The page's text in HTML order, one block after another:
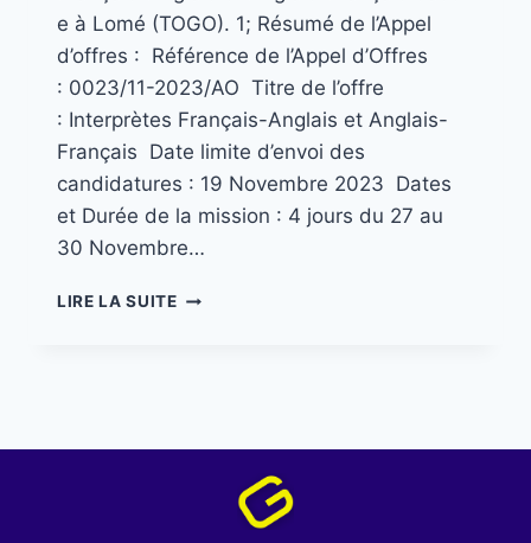
e à Lomé (TOGO). 1; Résumé de l’Appel
d’offres : Référence de l’Appel d’Offres
: 0023/11-2023/AO Titre de l’offre
: Interprètes Français-Anglais et Anglais-
Français Date limite d’envoi des
candidatures : 19 Novembre 2023 Dates
et Durée de la mission : 4 jours du 27 au
30 Novembre…
LIRE LA SUITE